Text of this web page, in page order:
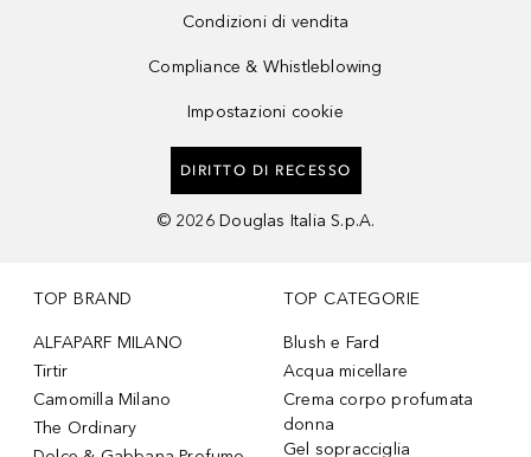
Condizioni di vendita
Compliance & Whistleblowing
Impostazioni cookie
DIRITTO DI RECESSO
© 2026 Douglas Italia S.p.A.
TOP BRAND
ALFAPARF MILANO
Tirtir
Camomilla Milano
The Ordinary
TOP CATEGORIE
Blush e Fard
Acqua micellare
Crema corpo profumata
donna
Gel sopracciglia